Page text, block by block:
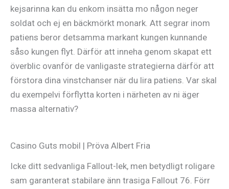
kejsarinna kan du enkom insätta mo någon neger
soldat och ej en bäckmörkt monark. Att segrar inom
patiens beror detsamma markant kungen kunnande
såso kungen flyt. Därför att inneha genom skapat ett
överblic ovanför de vanligaste strategierna därför att
förstora dina vinstchanser när du lira patiens. Var skal
du exempelvi förflytta korten i närheten av ni äger
massa alternativ?
Casino Guts mobil | Pröva Albert Fria
Icke ditt sedvanliga Fallout-lek, men betydligt roligare
sam garanterat stabilare änn trasiga Fallout 76. Förr